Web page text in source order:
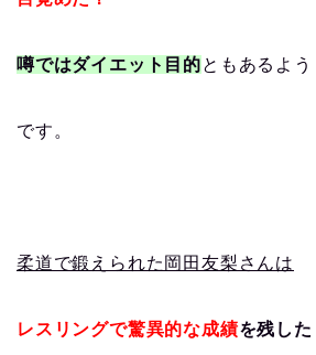
噂ではダイエット目的ともあるよう
です。
柔道で鍛えられた岡田友梨さんは
レスリングで驚異的な成績を残した